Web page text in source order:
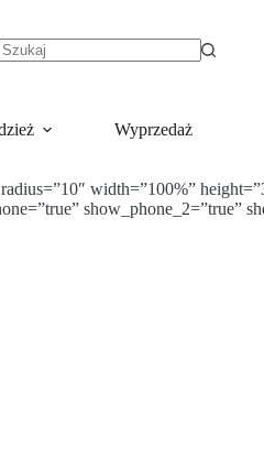
Wyprzedaż
width=”100%”
show_phone_2=”true”